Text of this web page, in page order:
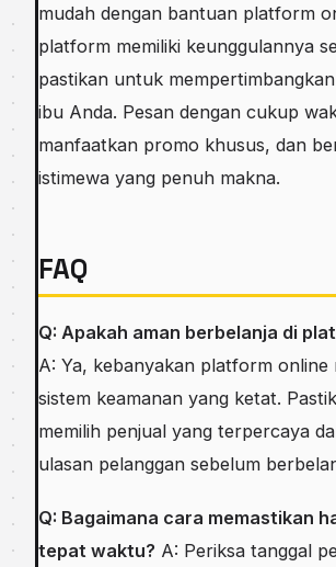
mudah dengan bantuan platform
platform memiliki keunggulannya
pastikan untuk
ibu Anda. Pesan dengan cukup
manfaatkan promo khusus, dan
istimewa yang penuh makna.
FAQ
Q: Apakah aman berbelanja di
A: Ya, kebanyakan platform online
sistem keamanan yang ketat.
memilih penjual yang terpercaya
ulasan pelanggan sebelum
Q: Bagaimana cara memastikan
tepat waktu? A: Periksa tanggal